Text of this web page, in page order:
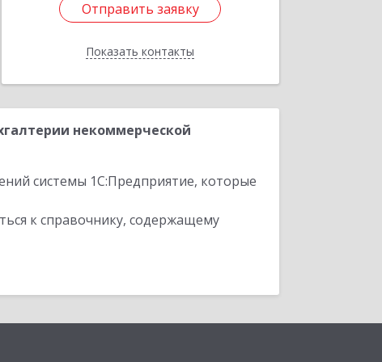
Отправить заявку
Показать контакты
Отправить заявку
Назад
некоммерческой
системы 1С:Предприятие, которые
к справочнику, содержащему